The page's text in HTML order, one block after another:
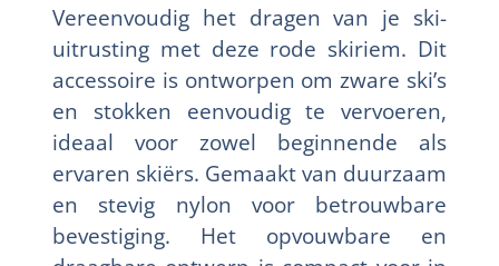
Vereenvoudig het dragen van je ski-
uitrusting met deze rode skiriem. Dit
accessoire is ontworpen om zware ski’s
en stokken eenvoudig te vervoeren,
ideaal voor zowel beginnende als
ervaren skiërs. Gemaakt van duurzaam
en stevig nylon voor betrouwbare
bevestiging. Het opvouwbare en